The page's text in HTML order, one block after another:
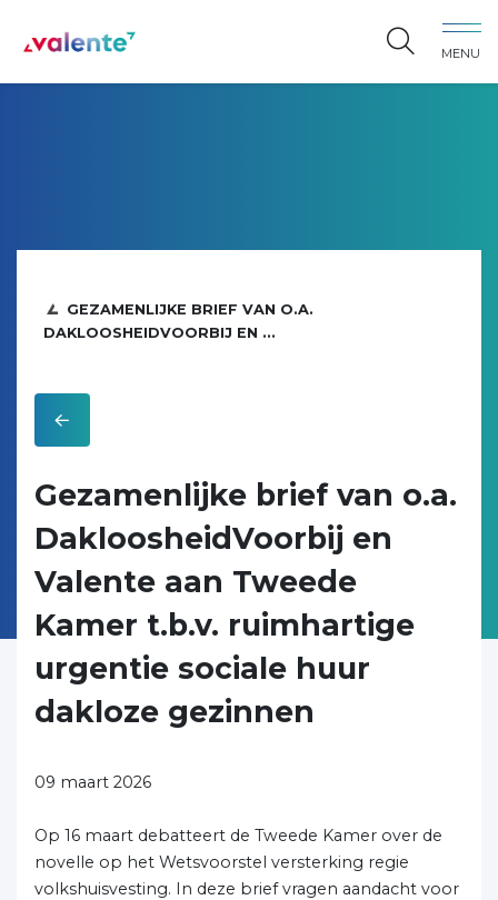
MENU
GEZAMENLIJKE BRIEF VAN O.A.
DAKLOOSHEIDVOORBIJ EN ...
Gezamenlijke brief van o.a.
DakloosheidVoorbij en
Valente aan Tweede
Kamer t.b.v. ruimhartige
urgentie sociale huur
dakloze gezinnen
09 maart 2026
Op 16 maart debatteert de Tweede Kamer over de
novelle op het Wetsvoorstel versterking regie
volkshuisvesting. In deze brief vragen aandacht voor